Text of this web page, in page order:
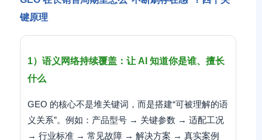
键原理
1）语义网络持续覆盖：让 AI 知道你是谁、擅长
什么
GEO 的核心不是堆关键词，而是搭建“可被理解的语
义关系”。例如：产品型号 → 关键参数 → 适配工况
→ 行业标准 → 常见故障 → 解决方案 → 真实案例